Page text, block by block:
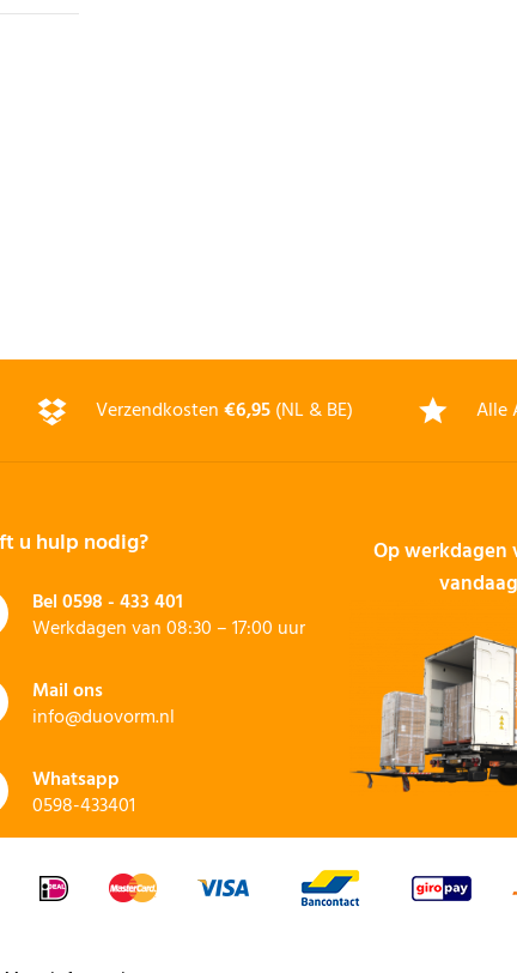
Verzendkosten€6,95(NL & BE) Alle
u hulp nodig?
Bel0598 - 433 401
Werkdagen van 08:30 – 17:00 uur
Mail ons
info@duovorm.nl
Whatsapp
0598-433401
Op werkdagen